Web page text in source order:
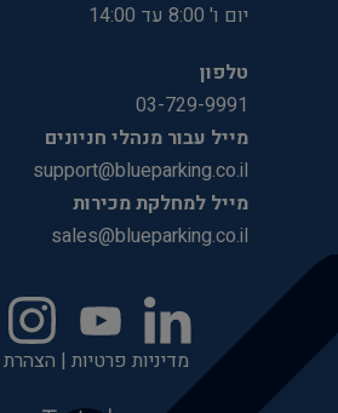
מדיניות פרטיות | הצהרת
יום ו' 8:00 עד 14:00
טלפון
03-729-9991
מייל עבור מנהלי חניונים
support@blueparking.co.il
מייל למחלקת מכירות
sales@blueparking.co.il